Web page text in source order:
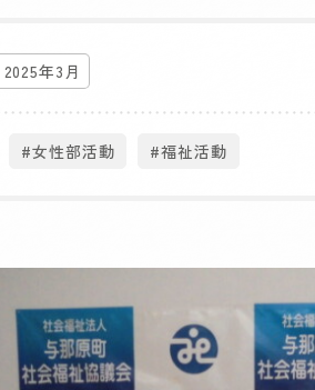
2025年3月
#女性部活動 #福祉活動